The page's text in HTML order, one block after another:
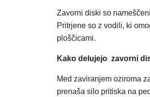
Zavorni diski so
Pritrjene so z vodili, ki
ploščicami.
Kako delujejo zavorni
Med zaviranjem oziroma
prenaša silo pritiska na